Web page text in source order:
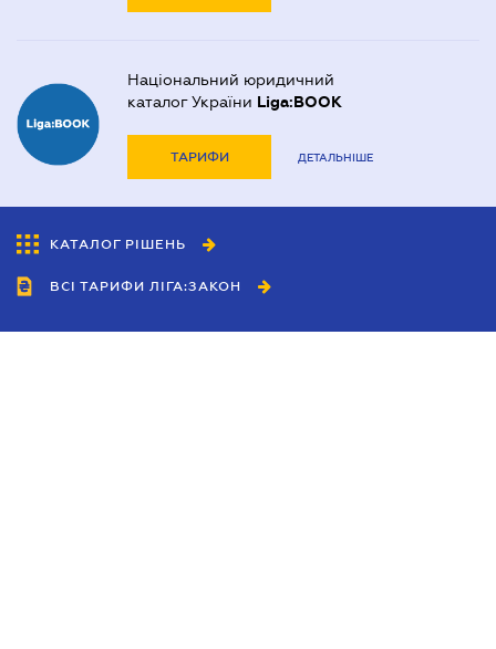
Національний юридичний
каталог України Liga:BOOK
ТАРИФИ ДЕТАЛЬНІШЕ
КАТАЛОГ РІШЕНЬ
ВСІ ТАРИФИ ЛІГА:ЗАКОН